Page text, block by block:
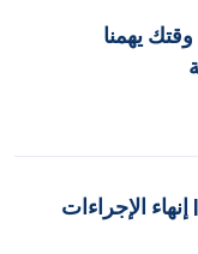
يهمنا
الإجراءات